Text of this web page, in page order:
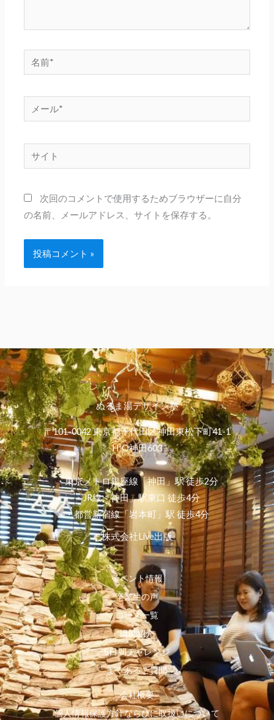
前
ー
イ
次回のコメントで使用するためブラウザーに自分
の名前、メールアドレス、サイトを保存する。
ぬるま湯デザイン塾
〒101-0042 東京都千代田区神田東松下町41-1
H¹O神田603
・東京メトロ銀座線「神田」駅 徒歩2分
・JR線「神田」駅東口 徒歩4分
・都営新宿線「岩本町」駅 徒歩4分
株式会社Live出版
イベント情報
卒業生の声
コース一覧
講師紹介
5日間チャレンジ
よくあるご質問
会社概要
個人情報保護方針ならびに取扱いについて